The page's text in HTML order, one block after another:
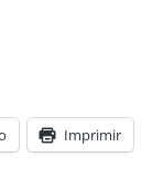
Imprimir